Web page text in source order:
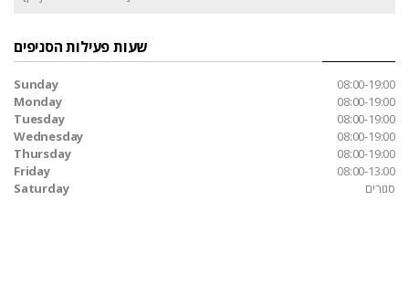
שעות פעילות הסניפים
Sunday
08:00-19:00
Monday
08:00-19:00
Tuesday
08:00-19:00
Wednesday
08:00-19:00
Thursday
08:00-19:00
Friday
08:00-13:00
Saturday
סגורים